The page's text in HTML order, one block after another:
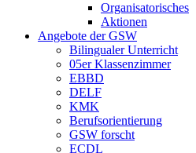
Organisatorisches
Aktionen
Angebote der GSW
Bilingualer Unterricht
05er Klassenzimmer
EBBD
DELF
KMK
Berufsorientierung
GSW forscht
ECDL